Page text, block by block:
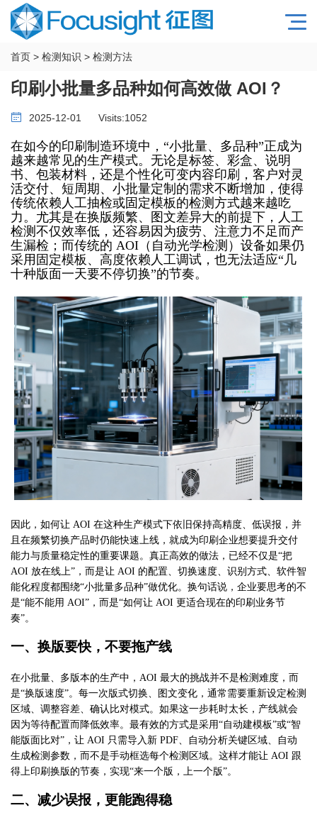
首页 > 检测知识 > 检测方法
印刷小批量多品种如何高效做 AOI？
2025-12-01 Visits:1052
在如今的印刷制造环境中， “小批量、多品种”正成为
越来越常见的生产模式。无论是标签、彩盒、说明
书、包装材料，还是个性化可变内容印刷，客户对灵
活交付、短周期、小批量定制的需求不断增加，使得
传统依赖人工抽检或固定模板的检测方式越来越吃
力。尤其是在换版频繁、图文差异大的前提下，人工
检测不仅效率低，还容易因为疲劳、注意力不足而产
生漏检；而传统的 AOI（自动光学检测）设备如果仍
采用固定模板、高度依赖人工调试，也无法适应“几
十种版面一天要不停切换”的节奏。
因此，如何让 AOI 在这种生产模式下依旧保持高精度、低误报，并
且在频繁切换产品时仍能快速上线，就成为印刷企业想要提升交付
能力与质量稳定性的重要课题。真正高效的做法，已经不仅是“把
AOI 放在线上”，而是让 AOI 的配置、切换速度、识别方式、软件智
能化程度都围绕“小批量多品种”做优化。换句话说，企业要思考的不
是“能不能用 AOI”，而是“如何让 AOI 更适合现在的印刷业务节
奏”。
一、 换版要快，不要拖产线
在小批量、多版本的生产中， AOI 最大的挑战并不是检测难度，而
是“换版速度”。每一次版式切换、图文变化，通常需要重新设定检测
区域、调整容差、确认比对模式。如果这一步耗时太长，产线就会
因为等待配置而降低效率。最有效的方式是采用“自动建模板”或“智
能版面比对”，让 AOI 只需导入新 PDF、自动分析关键区域、自动
生成检测参数，而不是手动框选每个检测区域。这样才能让 AOI 跟
得上印刷换版的节奏，实现“来一个版，上一个版”。
二、 减少误报，更能跑得稳